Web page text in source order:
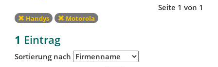
Seite 1 von 1
Handys Motorola
1 Eintrag
Sortierung nach